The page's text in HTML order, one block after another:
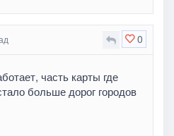
0
часть карты где
больше дорог городов